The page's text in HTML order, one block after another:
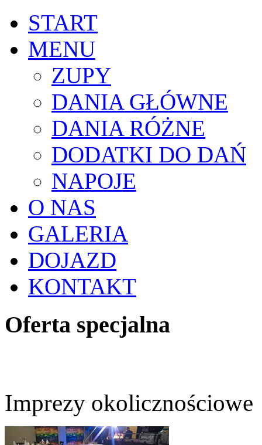
START
MENU
ZUPY
DANIA GŁÓWNE
DANIA RÓŻNE
DODATKI DO DAŃ
NAPOJE
O NAS
GALERIA
DOJAZD
KONTAKT
Oferta specjalna
Imprezy okolicznościowe